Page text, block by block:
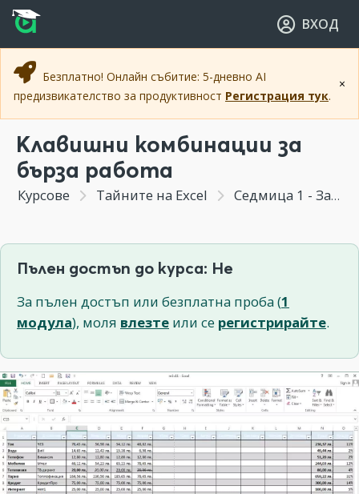
Прескочи към основното съдържание
Прескочи към навигацията
ВХОД
×
Безплатно! Онлайн събитие: 5-дневно AI
предизвикателство за продуктивност Регистрация тук.
Клавишни комбинации за
бърза работа
Курсове Тайните на Excel Седмица 1 - Запознаване с интерфейса и базови функции на Excel
Пълен достъп до курса: Не
За пълен достъп или безплатна проба (1
модула), моля влезте или се регистрирайте.